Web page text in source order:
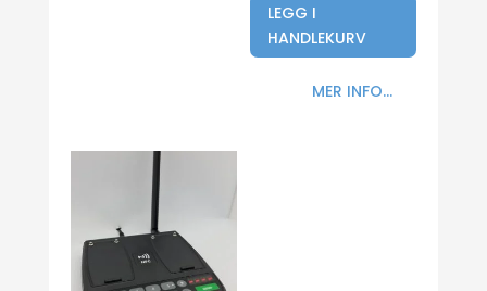
LEGG I
HANDLEKURV
MER INFO...